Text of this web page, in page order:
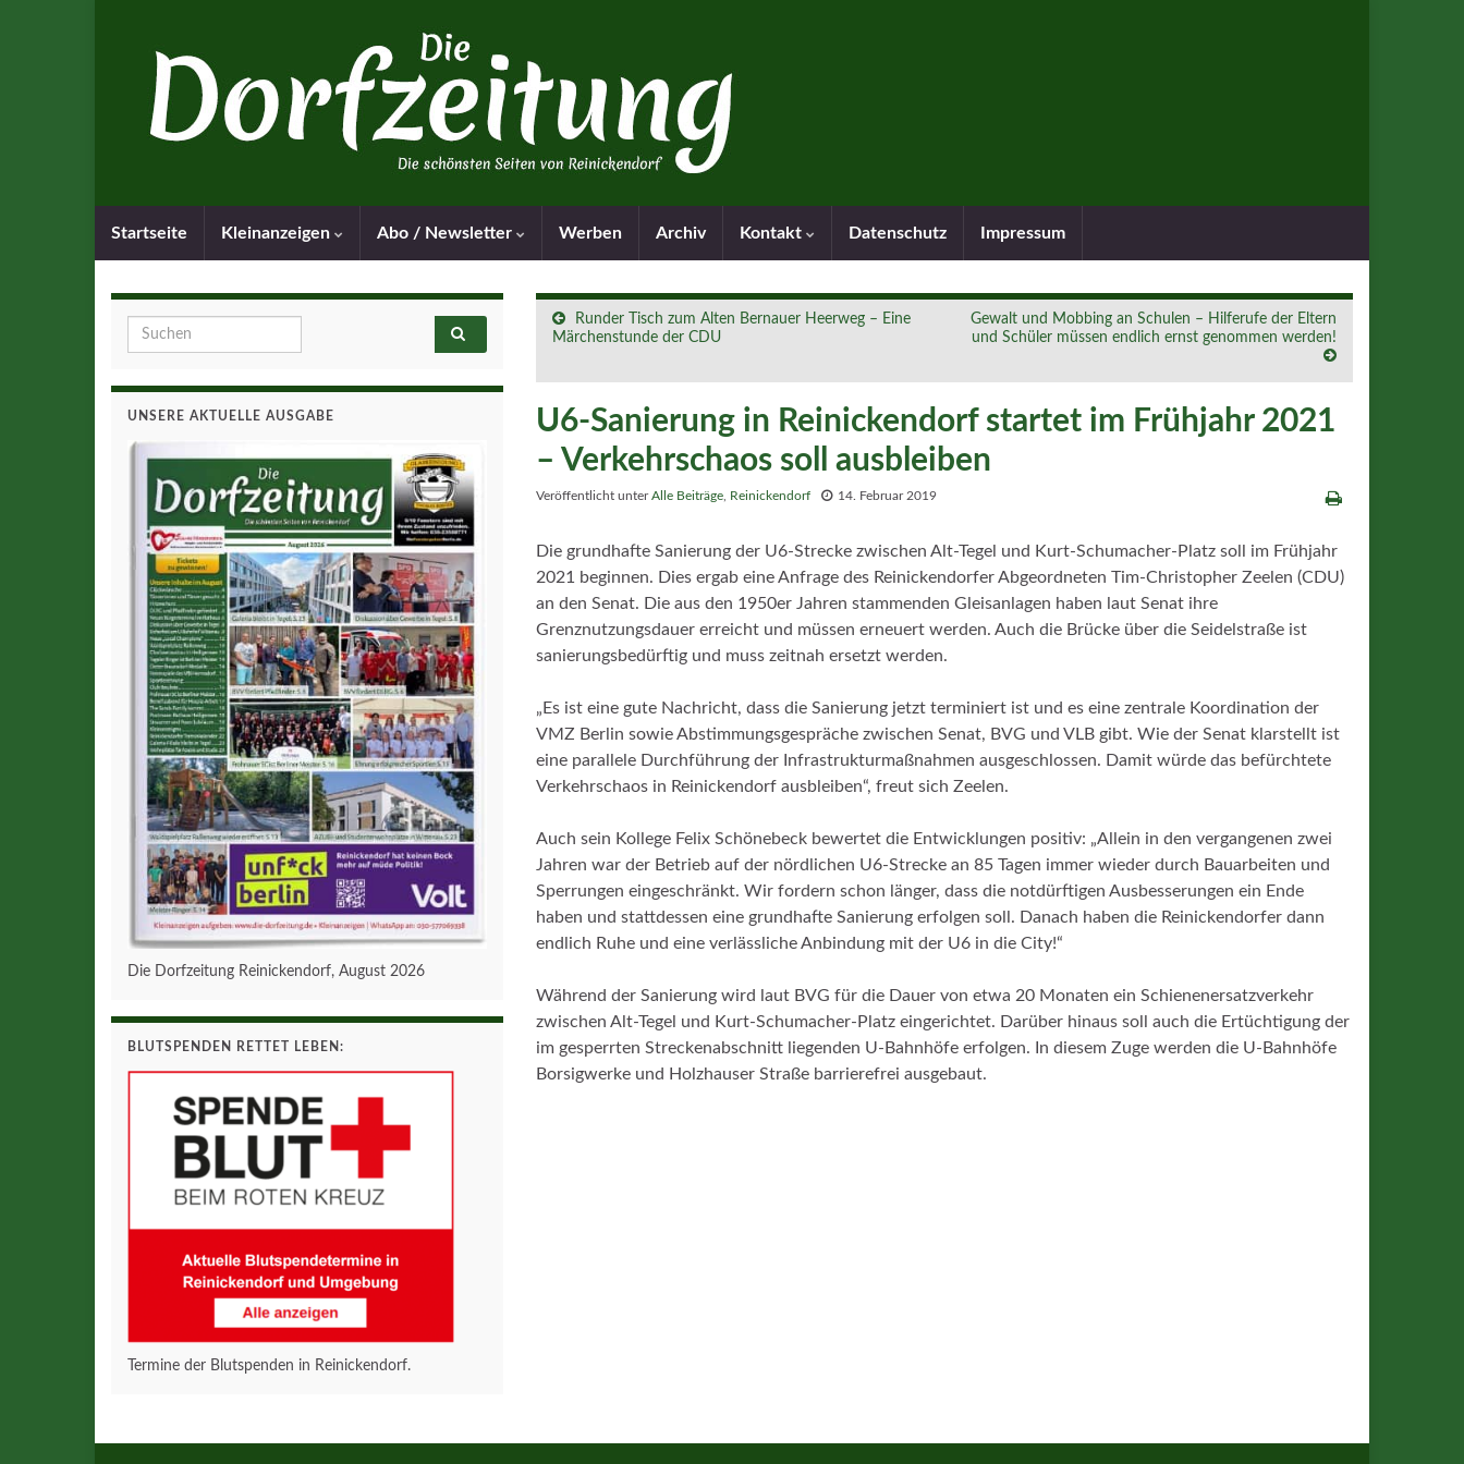
Startseite Kleinanzeigen Abo / Newsletter Werben Archiv Kontakt Datenschutz Impressum
Runder Tisch zum Alten Bernauer Heerweg – Eine
Märchenstunde der CDU
Gewalt und Mobbing an Schulen – Hilferufe der Eltern
und Schüler müssen endlich ernst genommen werden!
U6-Sanierung in Reinickendorf startet im Frühjahr 2021
– Verkehrschaos soll ausbleiben
Veröffentlicht unterAlle Beiträge Reinickendorf 14. Februar 2019
Die grundhafte Sanierung der U6-Strecke zwischen Alt-Tegel und Kurt-Schumacher-Platz soll im Frühjahr
2021 beginnen. Dies ergab eine Anfrage des Reinickendorfer Abgeordneten Tim-Christopher Zeelen (CDU)
an den Senat. Die aus den 1950er Jahren stammenden Gleisanlagen haben laut Senat ihre
Grenznutzungsdauer erreicht und müssen erneuert werden. Auch die Brücke über die Seidelstraße ist
sanierungsbedürftig und muss zeitnah ersetzt werden.
„Es ist eine gute Nachricht, dass die Sanierung jetzt terminiert ist und es eine zentrale Koordination der
VMZ Berlin sowie Abstimmungsgespräche zwischen Senat, BVG und VLB gibt. Wie der Senat klarstellt ist
eine parallele Durchführung der Infrastrukturmaßnahmen ausgeschlossen. Damit würde das befürchtete
Verkehrschaos in Reinickendorf ausbleiben“, freut sich Zeelen.
Auch sein Kollege Felix Schönebeck bewertet die Entwicklungen positiv: „Allein in den vergangenen zwei
Jahren war der Betrieb auf der nördlichen U6-Strecke an 85 Tagen immer wieder durch Bauarbeiten und
Sperrungen eingeschränkt. Wir fordern schon länger, dass die notdürftigen Ausbesserungen ein Ende
haben und stattdessen eine grundhafte Sanierung erfolgen soll. Danach haben die Reinickendorfer dann
endlich Ruhe und eine verlässliche Anbindung mit der U6 in die City!“
Während der Sanierung wird laut BVG für die Dauer von etwa 20 Monaten ein Schienenersatzverkehr
zwischen Alt-Tegel und Kurt-Schumacher-Platz eingerichtet. Darüber hinaus soll auch die Ertüchtigung der
im gesperrten Streckenabschnitt liegenden U-Bahnhöfe erfolgen. In diesem Zuge werden die U-Bahnhöfe
Borsigwerke und Holzhauser Straße barrierefrei ausgebaut.
Search for:
UNSERE AKTUELLE AUSGABE
Die Dorfzeitung Reinickendorf, August 2026
BLUTSPENDEN RETTET LEBEN:
Termine der Blutspenden in Reinickendorf.